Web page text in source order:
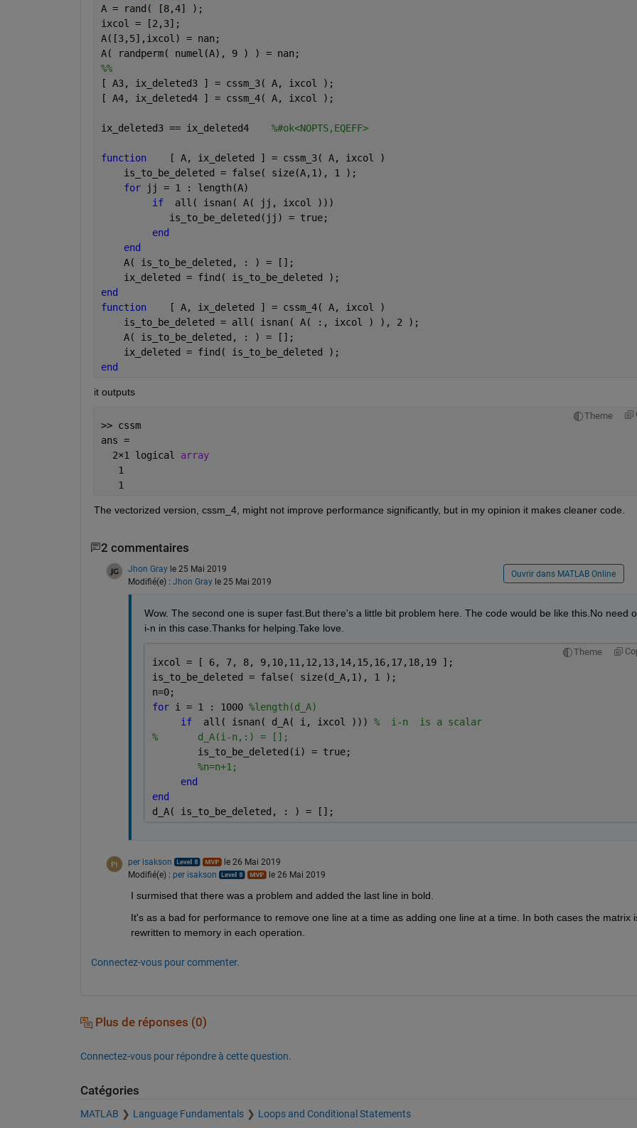
A = rand( [8,4] );
ixcol = [2,3];
A([3,5],ixcol) = nan;
A( randperm( numel(A), 9 ) ) = nan;
%%
[ A3, ix_deleted3 ] = cssm_3( A, ixcol );
[ A4, ix_deleted4 ] = cssm_4( A, ixcol );
ix_deleted3 == ix_deleted4 %#ok<NOPTS,EQEFF>
function
    [ A, ix_deleted ] = cssm_3( A, ixcol )
    is_to_be_deleted = false( size(A,1), 1 );
for
jj = 1 : length(A)
if
  all( isnan( A( jj, ixcol )))
            is_to_be_deleted(jj) = true;
end
end
    A( is_to_be_deleted, : ) = [];
    ix_deleted = find( is_to_be_deleted );
end
function
    [ A, ix_deleted ] = cssm_4( A, ixcol )
    is_to_be_deleted = all( isnan( A( :, ixcol ) ), 2 );
    A( is_to_be_deleted, : ) = [];
    ix_deleted = find( is_to_be_deleted );
end
it outputs
Theme
>> cssm
ans =
  2
×1 logical array
   1
   1
The vectorized version, cssm_4, might not improve performance significantly, but in my opinion it makes cleaner code.
2 commentaires
Jhon Gray le 25 Mai 2019
Modifié(e) : Jhon Gray le 25 Mai 2019
Ouvrir dans MATLAB Online
Wow. The second one is super fast.But there's a little bit problem here. The code would be like this.No need
i-n in this case.Thanks for helping.Take love.
Theme
ixcol = [ 6, 7, 8, 9,10,11,12,13,14,15,16,17,18,19 ];
is_to_be_deleted = false( size(d_A,1), 1 );
n=0;
for i = 1 : 1000 %length(d_A)
if
  all( isnan( d_A( i, ixcol )))
%  i-n  is a scalar
%       d_A(i-n,:) = [];
        is_to_be_deleted(i) = true;
%n=n+1;
end
end
d_A( is_to_be_deleted, : ) = [];
per isakson
le 26 Mai 2019
Modifié(e) : per isakson le 26 Mai 2019
I surmised that there was a problem and added the last line in bold.
It's as a bad for performance to remove one line at a time as adding one line at a time. In both cases the matrix
rewritten to memory in each operation.
Connectez-vous pour commenter.
Plus de réponses (0)
Connectez-vous pour répondre à cette question.
Catégories
MATLAB Language Fundamentals Loops and Conditional Statements